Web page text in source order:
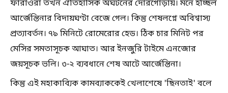
ফারাওরা তখন ঐতিহাসিক অঘটনের দোরগোড়ায়। মনে হচ্ছিল
আর্জেন্তিনার বিদায়ঘণ্টা বেজে গেল। কিন্তু শেষলগ্নে অবিশ্বাস্য
প্রত্যাবর্তন। ৭৯ মিনিটে রোমেরোর হেড। ঠিক চার মিনিট পর
মেসির সমতাসূচক আঘাত। আর ইনজুরি টাইমে এনজোর
জয়সূচক ভলি। ৩-২ ব্যবধানে শেষ আটে আর্জেন্তিনা।
কিন্তু এই মহাকাব্যিক কামব্যাককেই খেলাশেষে 'ছিনতাই' বলে